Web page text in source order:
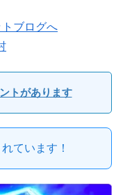
トがあります
ています！